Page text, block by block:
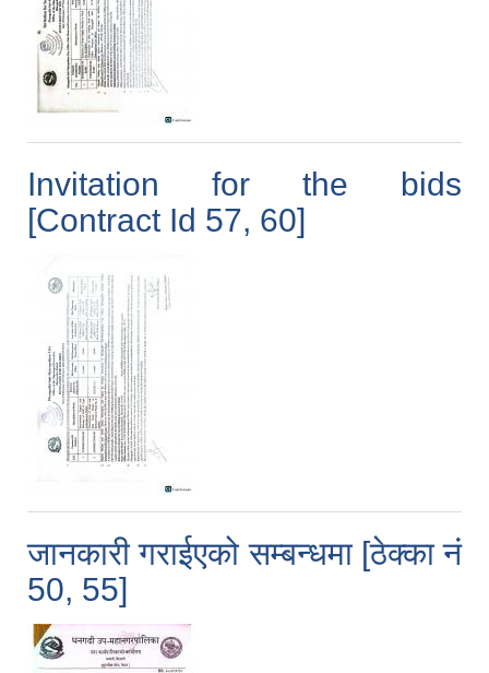
Invitation for the bids
[Contract Id 57, 60]
जानकारी गराईएको सम्बन्धमा [ठेक्का नं
50, 55]